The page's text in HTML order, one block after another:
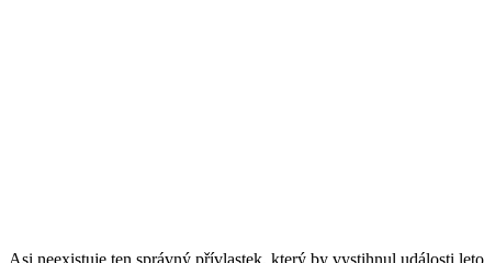
Asi neexistuje ten správný přívlastek, který by vystihnul události